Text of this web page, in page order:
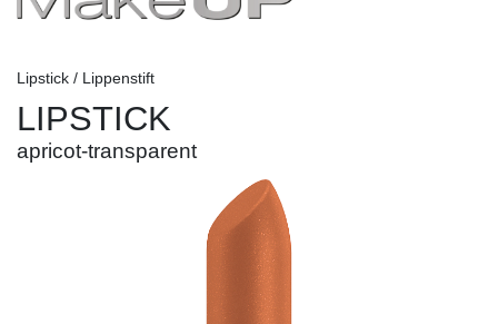
Lipstick / Lippenstift
LIPSTICK
apricot-transparent